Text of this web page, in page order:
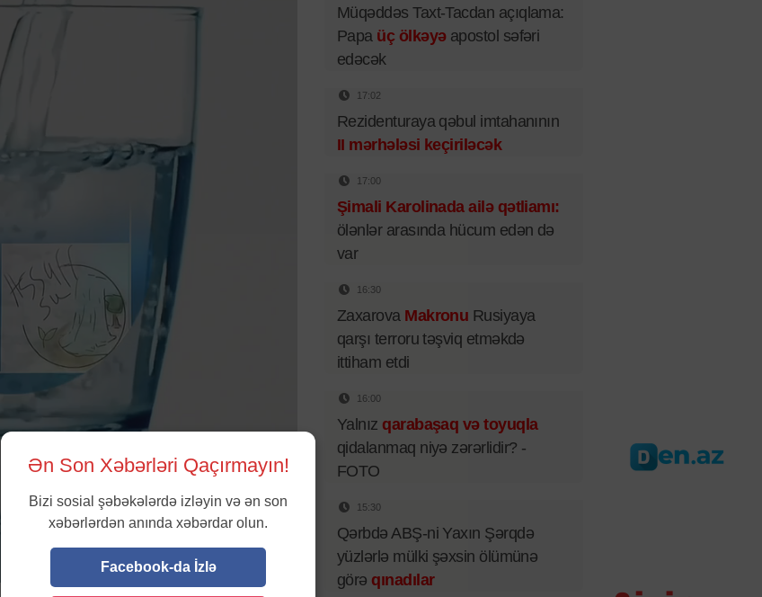
Müqəddəs Taxt-Tacdan açıqlama:
Papa üç ölkəyəapostol səfəri
edəcək
17:02
Rezidenturaya qəbul imtahanının
II mərhələsi keçiriləcək
17:00
Şimali Karolinada ailə qətliamı:
ölənlər arasında hücum edən də
var
16:30
Zaxarova Makronu Rusiyaya
qarşı terroru təşviq etməkdə
ittiham etdi
16:00
Yalnız qarabaşaq və toyuqla
qidalanmaq niyə zərərlidir? -
FOTO
15:30
Qərbdə ABŞ-ni Yaxın Şərqdə
yüzlərlə mülki şəxsin ölümünə
görə qınadılar
Ən Son Xəbərləri Qaçırmayın!
Bizi sosial şəbəkələrdə izləyin və ən son
xəbərlərdən anında xəbərdar olun.
Facebook-da İzlə